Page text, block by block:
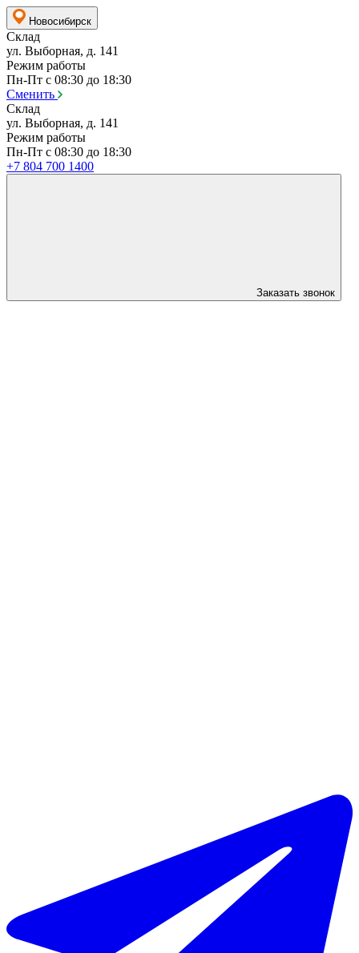
Новосибирск
Склад
ул. Выборная, д. 141
Режим работы
Пн-Пт с 08:30 до 18:30
Сменить
Склад
ул. Выборная, д. 141
Режим работы
Пн-Пт с 08:30 до 18:30
+7 804 700 1400
Заказать звонок